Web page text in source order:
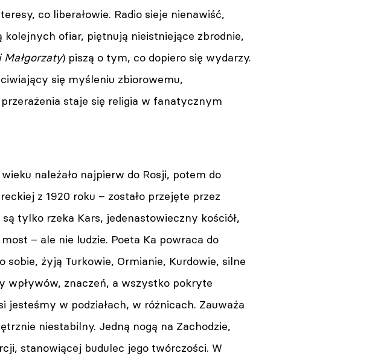
co liberałowie. Radio sieje nienawiść,
ofiar, piętnują nieistniejące zbrodnie,
) piszą o tym, co dopiero się wydarzy.
się myśleniu zbiorowemu,
staje się religia w fanatycznym
należało najpierw do Rosji, potem do
z 1920 roku – zostało przejęte przez
tylko rzeka Kars, jedenastowieczny kościół,
– ale nie ludzie. Poeta Ka powraca do
żyją Turkowie, Ormianie, Kurdowie, silne
wpływów, znaczeń, a wszystko pokryte
jesteśmy w podziałach, w różnicach. Zauważa
niestabilny. Jedną nogą na Zachodzie,
stanowiącej budulec jego twórczości. W